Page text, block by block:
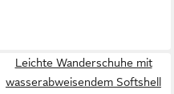
Leichte Wanderschuhe mit
wasserabweisendem Softshell